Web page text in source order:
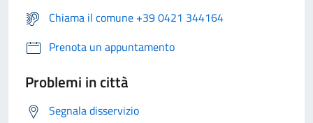
Chiama il comune +39 0421 344164
Prenota un appuntamento
Problemi in città
Segnala disservizio